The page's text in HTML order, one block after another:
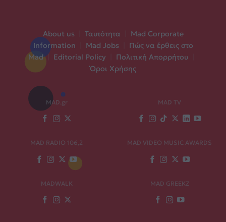
About us Ταυτότητα
Mad Corporate
Information
Mad Jobs
Πώς να έρθεις στο
Mad | Editorial Policy Πολιτική Απορρήτου
Όροι Χρήσης
MAD.gr MAD TV
MAD RADIO 106,2 MAD VIDEO MUSIC AWARDS
MADWALK MAD GREEKZ